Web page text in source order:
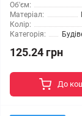
Об'єм:
Матеріал:
Колір:
Категорія:
125.24 грн
До